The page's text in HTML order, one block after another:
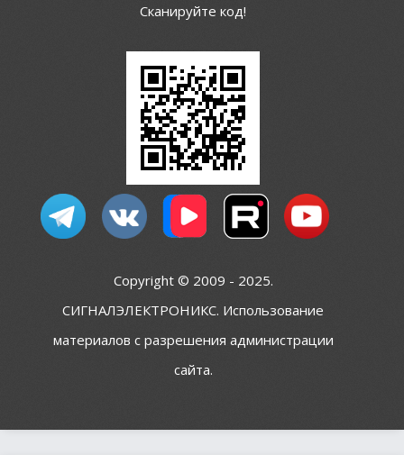
Сканируйте код!
Copyright © 2009 - 2025.
СИГНАЛЭЛЕКТРОНИКС. Использование
материалов с разрешения администрации
сайта.